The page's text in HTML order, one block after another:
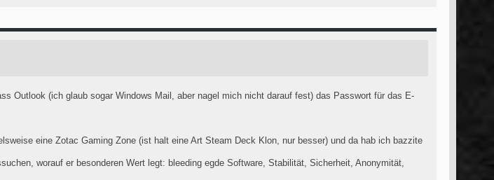
Outlook (ich glaub sogar Windows Mail, aber nagel mich nicht darauf fest) das Passwort für das E-
eine Zotac Gaming Zone (ist halt eine Art Steam Deck Klon, nur besser) und da hab ich bazzite
worauf er besonderen Wert legt: bleeding egde Software, Stabilität, Sicherheit, Anonymität,